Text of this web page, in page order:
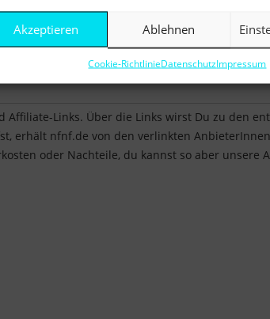
Akzeptieren Ablehnen
Cookie-RichtlinieDatenschutzImpressum
Affiliate-Links. Über die Links wirst Du zu den
erhält nfnf.de von den verlinkten
oder Nachteile, du kannst so aber unsere